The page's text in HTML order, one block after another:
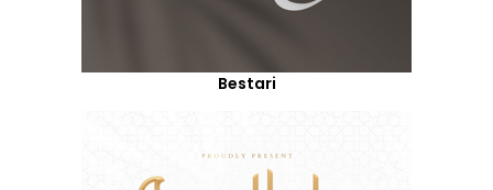
Bestari